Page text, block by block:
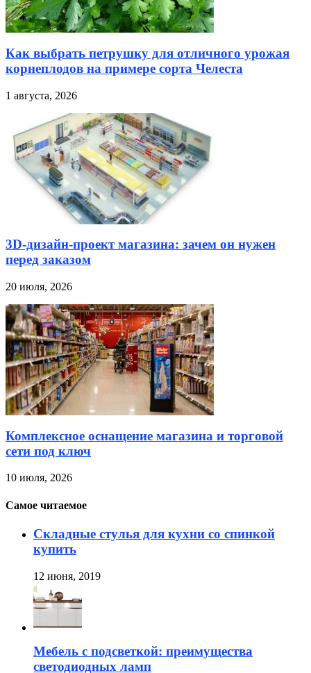
Как выбрать петрушку для отличного урожая
корнеплодов на примере сорта Челеста
1 августа, 2026
3D-дизайн-проект магазина: зачем он нужен
перед заказом
20 июля, 2026
Комплексное оснащение магазина и торговой
сети под ключ
10 июля, 2026
Самое читаемое
Складные стулья для кухни со спинкой
купить
12 июня, 2019
Мебель с подсветкой: преимущества
светодиодных ламп